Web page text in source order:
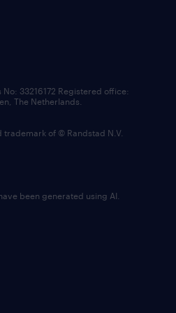
33216172 Registered office:
The Netherlands.
trademark of © Randstad N.V.
been generated using AI.